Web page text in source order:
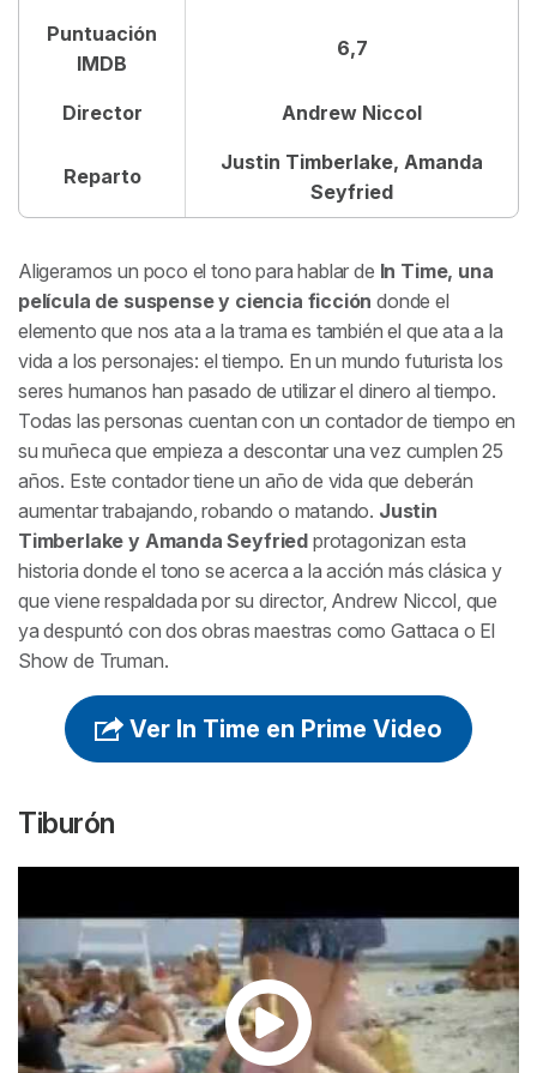
Puntuación
IMDB
6,7
Director Andrew Niccol
Reparto
Justin Timberlake, Amanda
Seyfried
Aligeramos un poco el tono para hablar de In Time, una
película de suspense y ciencia ficcióndonde el
elemento que nos ata a la trama es también el que ata a la
vida a los personajes: el tiempo. En un mundo futurista los
seres humanos han pasado de utilizar el dinero al tiempo.
Todas las personas cuentan con un contador de tiempo en
su muñeca que empieza a descontar una vez cumplen 25
años. Este contador tiene un año de vida que deberán
aumentar trabajando, robando o matando. Justin
Timberlake y Amanda Seyfried protagonizan esta
historia donde el tono se acerca a la acción más clásica y
que viene respaldada por su director, Andrew Niccol, que
ya despuntó con dos obras maestras como Gattaca o El
Show de Truman.
Ver In Time en Prime Video
Tiburón